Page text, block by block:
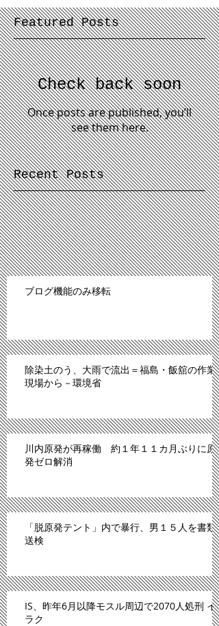
Featured Posts
Check back soon
Once posts are published, you’ll
see them here.
Recent Posts
ブログ機能のみ移転
除染土のう、大雨で流出＝福島・飯舘の作業
現場から－環境省
川内原発が再稼働 約１年１１カ月ぶりに原
発ゼロ解消
「脱原発テント」内で暴行、男１５人を書類
送検
IS、昨年6月以降モスル周辺で2070人処刑 イ
ラク